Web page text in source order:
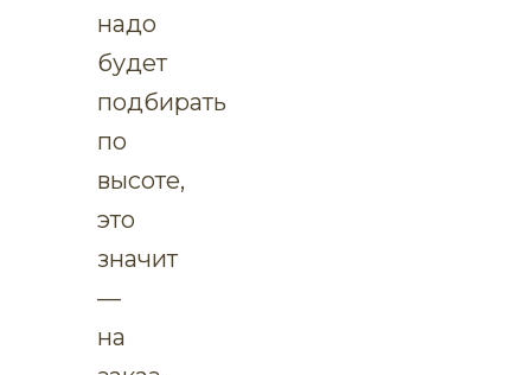
надо
будет
подбирать
по
высоте,
это
значит
—
на